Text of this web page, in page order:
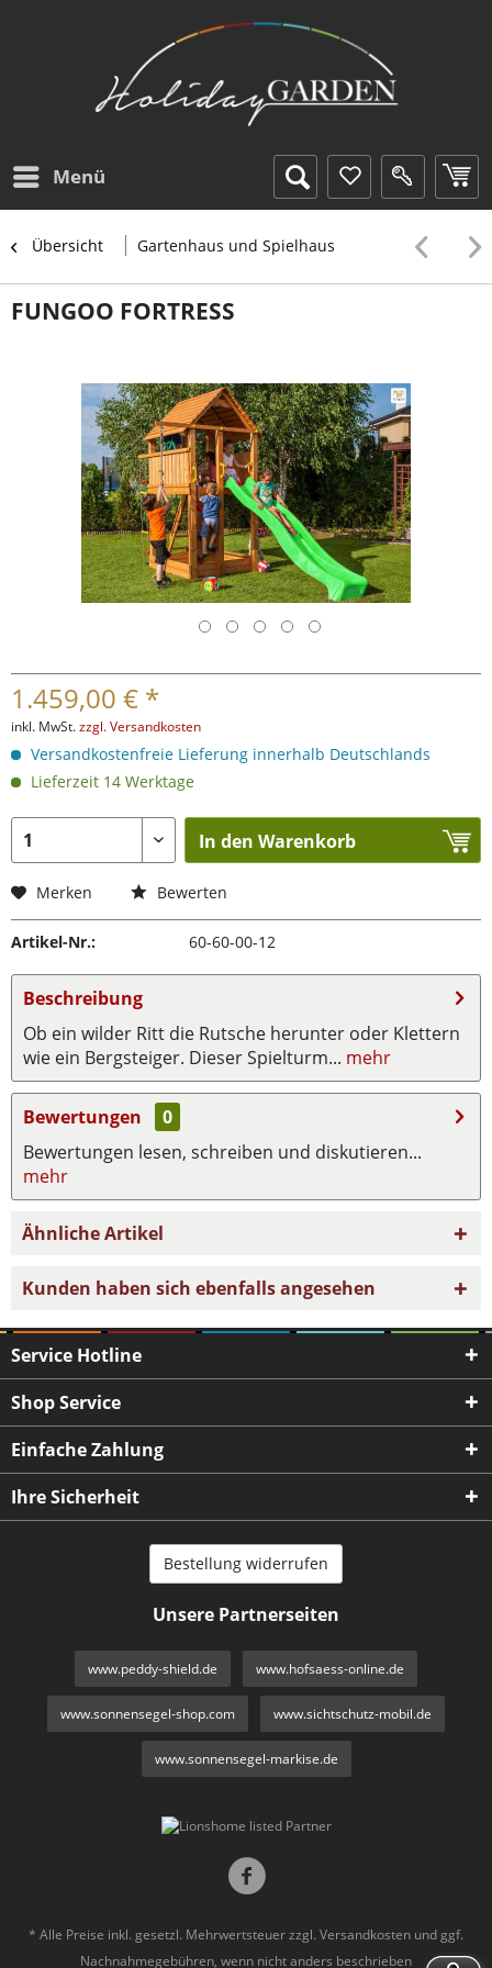
Menü
Übersicht Gartenhaus und Spielhaus
FUNGOO FORTRESS
1.459,00 € *
inkl. MwSt.zzgl. Versandkosten
Versandkostenfreie Lieferung innerhalb Deutschlands
Lieferzeit 14 Werktage
In den Warenkorb
Merken Bewerten
Artikel-Nr.: 60-60-00-12
Beschreibung
Ob ein wilder Ritt die Rutsche herunter oder Klettern
wie ein Bergsteiger. Dieser Spielturm... mehr
Bewertungen
0
Bewertungen lesen, schreiben und diskutieren...
mehr
Ähnliche Artikel
Kunden haben sich ebenfalls angesehen
Service Hotline
Shop Service
Einfache Zahlung
Ihre Sicherheit
Bestellung widerrufen
Unsere Partnerseiten
www.peddy-shield.de www.hofsaess-online.de
www.sonnensegel-shop.com www.sichtschutz-mobil.de
www.sonnensegel-markise.de
* Alle Preise inkl. gesetzl. Mehrwertsteuer zzgl. Versandkosten und ggf.
Nachnahmegebühren, wenn nicht anders beschrieben